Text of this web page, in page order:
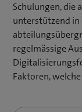
Schulungen, die
unterstützend in
regelmässige
Faktoren,